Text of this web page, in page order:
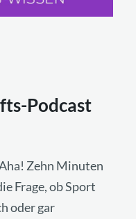
Podcast
Zehn Minuten
Frage, ob Sport
oder gar